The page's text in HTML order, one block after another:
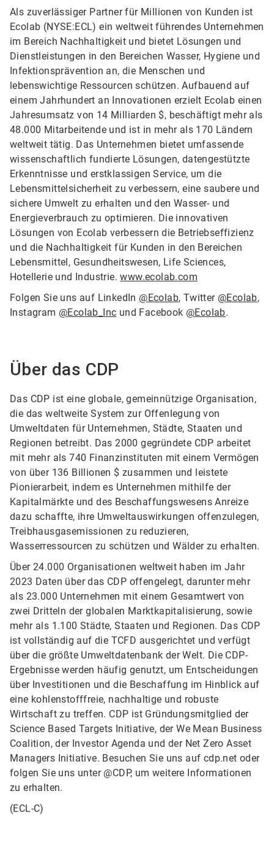
Als zuverlässiger Partner für Millionen von Kunden ist
Ecolab (NYSE:ECL) ein weltweit führendes Unternehmen
im Bereich Nachhaltigkeit und bietet Lösungen und
Dienstleistungen in den Bereichen Wasser, Hygiene und
Infektionsprävention an, die Menschen und
lebenswichtige Ressourcen schützen. Aufbauend auf
einem Jahrhundert an Innovationen erzielt Ecolab einen
Jahresumsatz von 14 Milliarden $, beschäftigt mehr als
48.000 Mitarbeitende und ist in mehr als 170 Ländern
weltweit tätig. Das Unternehmen bietet umfassende
wissenschaftlich fundierte Lösungen, datengestützte
Erkenntnisse und erstklassigen Service, um die
Lebensmittelsicherheit zu verbessern, eine saubere und
sichere Umwelt zu erhalten und den Wasser- und
Energieverbrauch zu optimieren. Die innovativen
Lösungen von Ecolab verbessern die Betriebseffizienz
und die Nachhaltigkeit für Kunden in den Bereichen
Lebensmittel, Gesundheitswesen, Life Sciences,
Hotellerie und Industrie.www.ecolab.com
Folgen Sie uns auf LinkedIn @Ecolab, Twitter @Ecolab,
Instagram @Ecolab_Inc und Facebook @Ecolab.
Über das CDP
Das CDP ist eine globale, gemeinnützige Organisation,
die das weltweite System zur Offenlegung von
Umweltdaten für Unternehmen, Städte, Staaten und
Regionen betreibt. Das 2000 gegründete CDP arbeitet
mit mehr als 740 Finanzinstituten mit einem Vermögen
von über 136 Billionen $ zusammen und leistete
Pionierarbeit, indem es Unternehmen mithilfe der
Kapitalmärkte und des Beschaffungswesens Anreize
dazu schaffte, ihre Umweltauswirkungen offenzulegen,
Treibhausgasemissionen zu reduzieren,
Wasserressourcen zu schützen und Wälder zu erhalten.
Über 24.000 Organisationen weltweit haben im Jahr
2023 Daten über das CDP offengelegt, darunter mehr
als 23.000 Unternehmen mit einem Gesamtwert von
zwei Dritteln der globalen Marktkapitalisierung, sowie
mehr als 1.100 Städte, Staaten und Regionen. Das CDP
ist vollständig auf die TCFD ausgerichtet und verfügt
über die größte Umweltdatenbank der Welt. Die CDP-
Ergebnisse werden häufig genutzt, um Entscheidungen
über Investitionen und die Beschaffung im Hinblick auf
eine kohlenstofffreie, nachhaltige und robuste
Wirtschaft zu treffen. CDP ist Gründungsmitglied der
Science Based Targets Initiative, der We Mean Business
Coalition, der Investor Agenda und der Net Zero Asset
Managers Initiative. Besuchen Sie uns auf cdp.net oder
folgen Sie uns unter @CDP, um weitere Informationen
zu erhalten.
(ECL-C)